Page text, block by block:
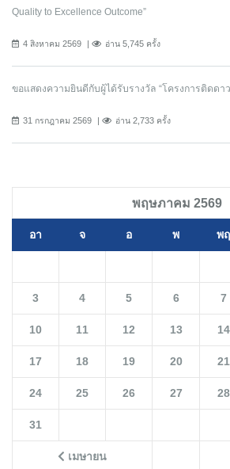
Quality to Excellence Outcome”
4 สิงหาคม 2569 อ่าน 5,745 ครั้ง
ขอแสดงความยินดีกับผู้ได้รับรางวัล “โครงการติดดา
31 กรกฎาคม 2569 อ่าน 2,733 ครั้ง
พฤษภาคม 2569
อา จ อ พ พฤ
เมษายน
3 4 5 6 7
10 11 12 13 14
17 18 19 20 21
24 25 26 27 28
31